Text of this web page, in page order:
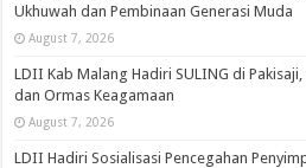
Ukhuwah dan Pembinaan Generasi Muda
August 7, 2026
LDII Kab Malang Hadiri SULING di
dan Ormas Keagamaan
August 7, 2026
LDII Hadiri Sosialisasi Pencegahan